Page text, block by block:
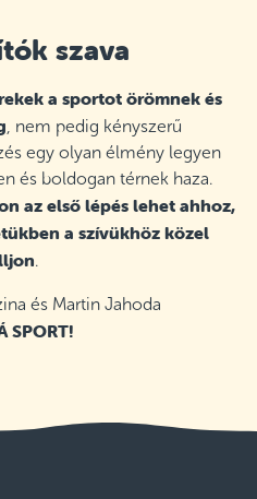
szava
a sportot örömnek és
, nem pedig kényszerű
egy olyan élmény legyen
és boldogan térnek haza.
az első lépés lehet ahhoz,
a szívükhöz közel
.
és Martin Jahoda
SPORT!